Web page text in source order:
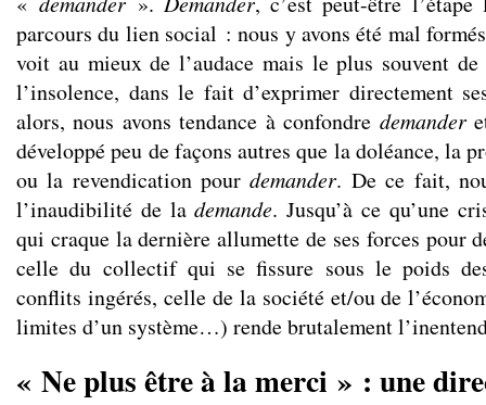
parcours du lien social : nous y avons été mal
voit au mieux de l’audace mais le plus souvent
l’insolence, dans le fait d’exprimer directement
alors, nous avons tendance à confondre demander
développé peu de façons autres que la doléance, la
ou la revendication pourdemander. De ce fait,
l’inaudibilité de lademande. Jusqu’à ce qu’une
qui craque la dernière allumette de ses forces pour
celle du collectif qui se fissure sous le poids
conflits ingérés, celle de la société et/ou de
limites d’un système…) rende brutalement
« Ne plus être à la merci » : une